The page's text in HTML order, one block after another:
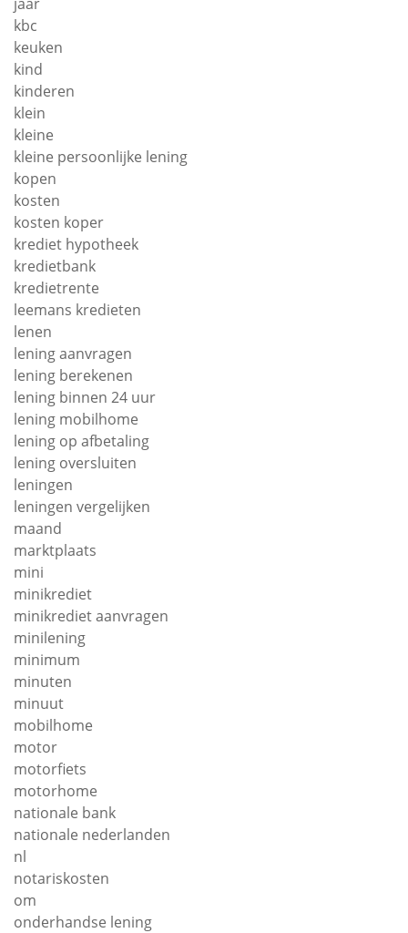
kbc
keuken
kind
kinderen
klein
kleine
kleine persoonlijke lening
kopen
kosten
kosten koper
krediet hypotheek
kredietbank
kredietrente
leemans kredieten
lenen
lening aanvragen
lening berekenen
lening binnen 24 uur
lening mobilhome
lening op afbetaling
lening oversluiten
leningen
leningen vergelijken
maand
marktplaats
mini
minikrediet
minikrediet aanvragen
minilening
minimum
minuten
minuut
mobilhome
motor
motorfiets
motorhome
nationale bank
nationale nederlanden
nl
notariskosten
om
onderhandse lening